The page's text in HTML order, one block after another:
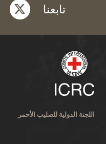
تابعنا twitter
اللجنة الدولية للصليب الأحمر